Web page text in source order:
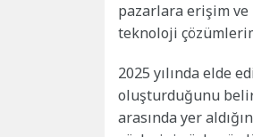
pazarlara erişim
teknoloji
2025 yılında elde
oluşturduğunu
arasında yer